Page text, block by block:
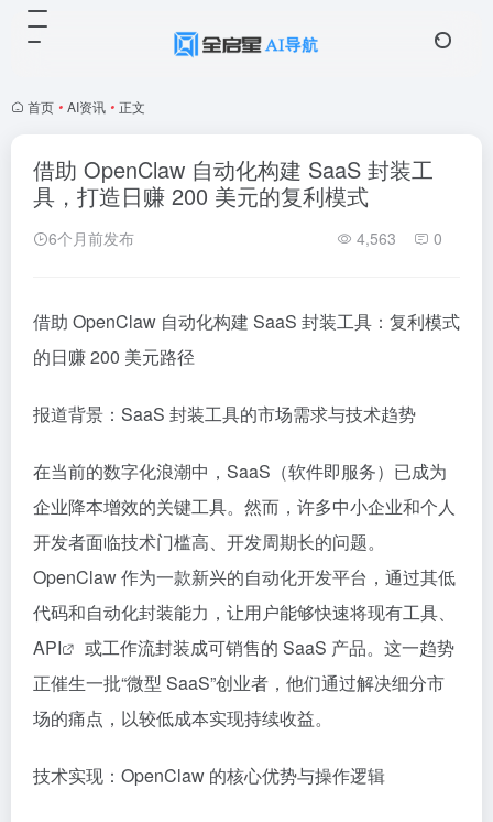
首页 • AI资讯 • 正文
借助 OpenClaw 自动化构建 SaaS 封装工
具，打造日赚 200 美元的复利模式
6个月前发布 4,563 0
借助 OpenClaw 自动化构建 SaaS 封装工具：复利模式
的日赚 200 美元路径
报道背景：SaaS 封装工具的市场需求与技术趋势
在当前的数字化浪潮中，SaaS（软件即服务）已成为
企业降本增效的关键工具。然而，许多中小企业和个人
开发者面临技术门槛高、开发周期长的问题。
OpenClaw 作为一款新兴的自动化开发平台，通过其低
代码和自动化封装能力，让用户能够快速将现有工具、
API
或工作流封装成可销售的 SaaS 产品。这一趋势
正催生一批“微型 SaaS”创业者，他们通过解决细分市
场的痛点，以较低成本实现持续收益。
技术实现：OpenClaw 的核心优势与操作逻辑